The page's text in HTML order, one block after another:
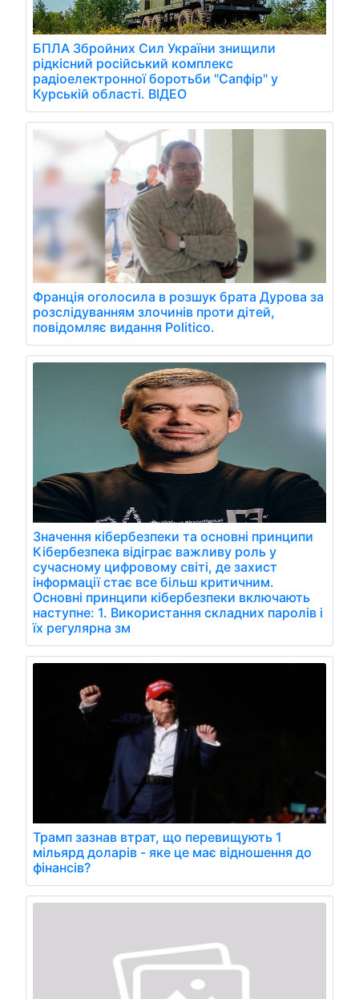
БПЛА Збройних Сил України знищили
рідкісний російський комплекс
радіоелектронної боротьби "Сапфір" у
Курській області. ВІДЕО
Франція оголосила в розшук брата Дурова за
розслідуванням злочинів проти дітей,
повідомляє видання Politico.
Значення кібербезпеки та основні принципи
Кібербезпека відіграє важливу роль у
сучасному цифровому світі, де захист
інформації стає все більш критичним.
Основні принципи кібербезпеки включають
наступне: 1. Використання складних паролів і
їх регулярна зм
Трамп зазнав втрат, що перевищують 1
мільярд доларів - яке це має відношення до
фінансів?